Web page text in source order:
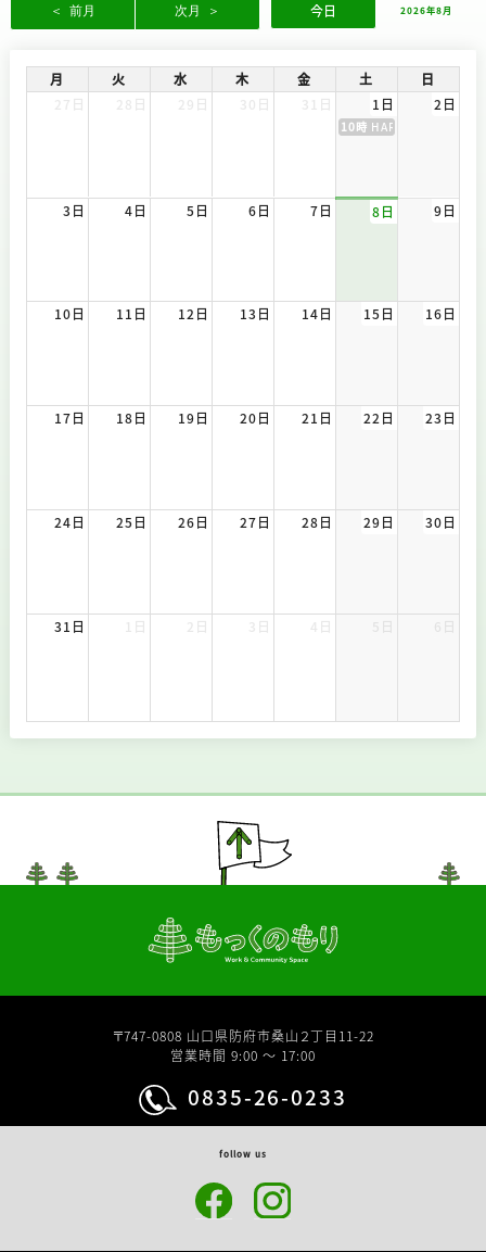
今日 2026年8月
月 火 水 木 金 土
日
1日 2日
10時 HARA THANKS
3日 4日 5日 6日 7日 8日 9日
10日 11日 12日 13日 14日 15日 16日
17日 18日 19日 20日 21日 22日 23日
24日 25日 26日 27日 28日 29日 30日
31日
〒747-0808 山口県防府市桑山２丁目11-22
営業時間 9:00 〜 17:00
0835-26-0233
follow us